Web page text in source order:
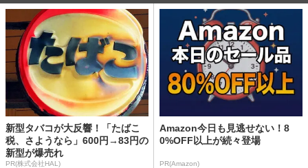
新型タバコが大反響！「たばこ
税、さようなら」600円→83円の
新型が爆売れ
PR(株式会社HAL)
Amazon今日も見逃せない！8
0%OFF以上が続々登場
PR(Amazon)